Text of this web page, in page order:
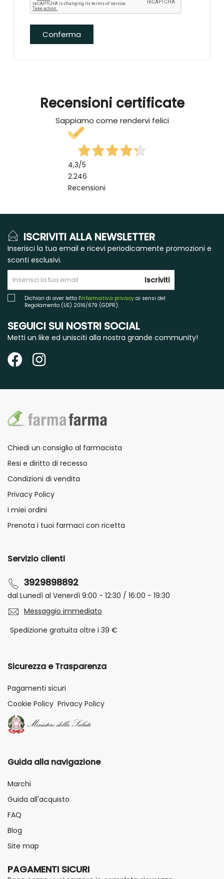
Conferma
Recensioni certificate
Sappiamo come rendervi felici
4,3/5
2.246
Recensioni
ISCRIVITI ALLA NEWSLETTER
Inserisci la tua email e ricevi periodicamente promozioni e
sconti esclusivi.
Iscriviti
Dichiari di aver letto l'informativa privacy ai sensi del
Regolamento (UE) 2016/679 (GDPR).
SEGUICI SUI NOSTRI SOCIAL
Metti un like ed unisciti alla nostra grande community!
Chiedi un consiglio al farmacista
Resi e diritto di recesso
Condizioni di vendita
Privacy Policy
I miei ordini
Prenota i tuoi farmaci con ricetta
Servizio clienti
3929898892
dal Lunedì al Venerdì 9:00 - 12:30 / 16:00 - 19:30
Messaggio immediato
Spedizione gratuita oltre i 39 €
Sicurezza e Trasparenza
Pagamenti sicuri
Cookie Policy Privacy Policy
Guida alla navigazione
Marchi
Guida all'acquisto
FAQ
Blog
Site map
PAGAMENTI SICURI